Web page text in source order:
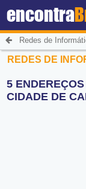
encontra
Redes de
REDES DE
5
CIDADE DE